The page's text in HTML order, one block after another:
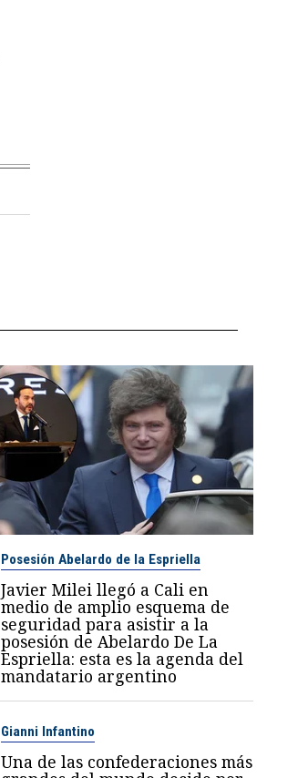
Posesión Abelardo de la Espriella
Javier Milei llegó a Cali en
medio de amplio esquema de
seguridad para asistir a la
posesión de Abelardo De La
Espriella: esta es la agenda del
mandatario argentino
Gianni Infantino
Una de las confederaciones más